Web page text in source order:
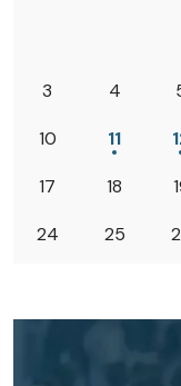
3 4
10 11
17 18
24 25